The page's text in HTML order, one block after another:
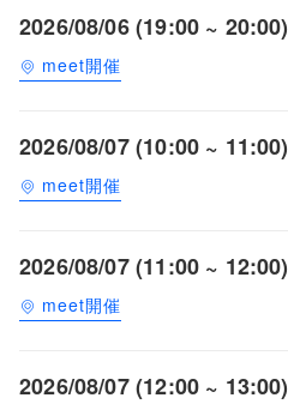
2026/08/06 (19:00 ~ 20:00)
meet開催
2026/08/07 (10:00 ~ 11:00)
meet開催
2026/08/07 (11:00 ~ 12:00)
meet開催
2026/08/07 (12:00 ~ 13:00)